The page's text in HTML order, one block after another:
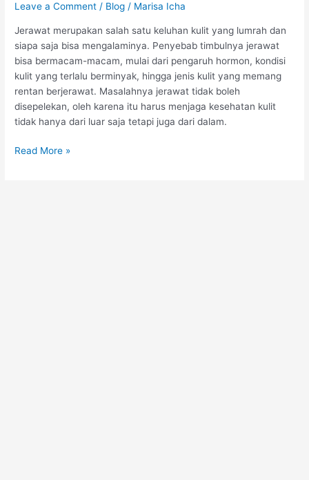
Leave a Comment / Blog / Marisa Icha
Jerawat merupakan salah satu keluhan kulit yang lumrah dan
siapa saja bisa mengalaminya. Penyebab timbulnya jerawat
bisa bermacam-macam, mulai dari pengaruh hormon, kondisi
kulit yang terlalu berminyak, hingga jenis kulit yang memang
rentan berjerawat. Masalahnya jerawat tidak boleh
disepelekan, oleh karena itu harus menjaga kesehatan kulit
tidak hanya dari luar saja tetapi juga dari dalam.
Read More »